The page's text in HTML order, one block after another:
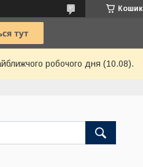
Кошик
робочого дня (10.08).